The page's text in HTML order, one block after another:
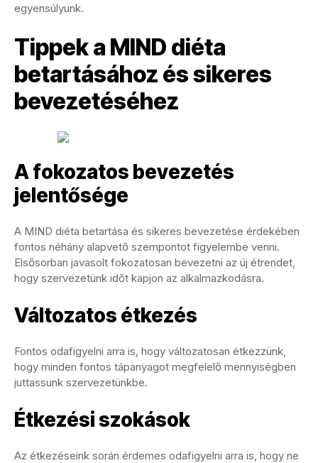
egyensúlyunk.
Tippek a MIND diéta
betartásához és sikeres
bevezetéséhez
A fokozatos bevezetés
jelentősége
A MIND diéta betartása és sikeres bevezetése érdekében
fontos néhány alapvető szempontot figyelembe venni.
Elsősorban javasolt fokozatosan bevezetni az új étrendet,
hogy szervezetünk időt kapjon az alkalmazkodásra.
Változatos étkezés
Fontos odafigyelni arra is, hogy változatosan étkezzünk,
hogy minden fontos tápanyagot megfelelő mennyiségben
juttassunk szervezetünkbe.
Étkezési szokások
Az étkezéseink során érdemes odafigyelni arra is, hogy ne